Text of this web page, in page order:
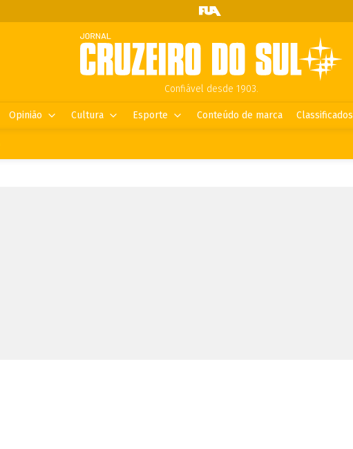
Confiável desde 1903.
Opinião Cultura Esporte Conteúdo de marca Classificados